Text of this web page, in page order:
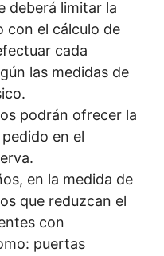
deberá limitar la
con el cálculo de
cada
las medidas de
podrán ofrecer la
en el
en la medida de
que reduzcan el
con
puertas